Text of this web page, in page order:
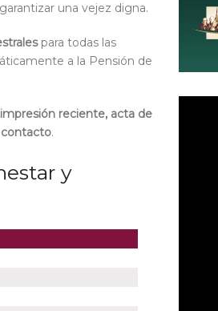
una vejez digna.
para todas las
a la Pensión de
reciente, acta de
.
y